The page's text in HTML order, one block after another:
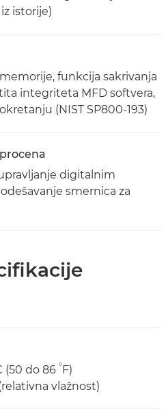
istorije)
funkcija sakrivanja
integriteta MFD softvera,
(NIST SP800-193)
digitalnim
smernica za
(50 do 86 °F)
vlažnost)